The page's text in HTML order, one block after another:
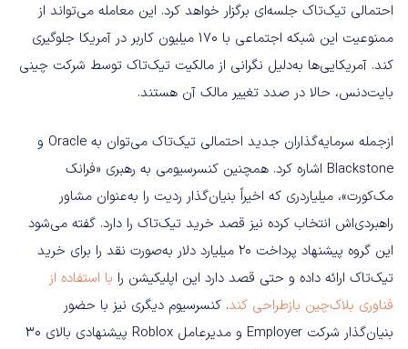
احتمالی تیک‌تاک جلسه‌ای برگزار خواهد کرد. این معامله می‌تواند از
ممنوعیت این شبکه اجتماعی با ۱۷۰ میلیون کاربر در آمریکا جلوگیری
کند. آمریکایی‌ها به‌دلیل نگرانی از مالکیت تیک‌تاک توسط شرکت چینی
بایت‌دنس، حالا در صدد تغییر مالک آن هستند.
ازجمله سرمایه‌گذاران جدید احتمالی تیک‌تاک می‌توان به Oracle و
Blackstone اشاره کرد. همچنین کنسرسیومی به رهبری «فرانک
مک‌کورت»، میلیاردری که اخیراً بنیان‌گذار ردیت را به‌عنوان مشاور
راهبردی‌اش انتخاب کرده نیز قصد خرید تیک‌تاک را دارد. گفته می‌شود
این گروه پیشنهاد پرداخت ۲۰ میلیارد دلار به‌صورت نقد را برای خرید
تیک‌تاک ارائه داده و حتی قصد دارد این اپلیکیشن را با استفاده از
فناوری بلاک‌چین بازطراحی کند. کنسرسیوم دیگری نیز با حضور
بنیان‌گذار شرکت Employer و مدیرعامل Roblox پیشنهادی بالای ۳۰